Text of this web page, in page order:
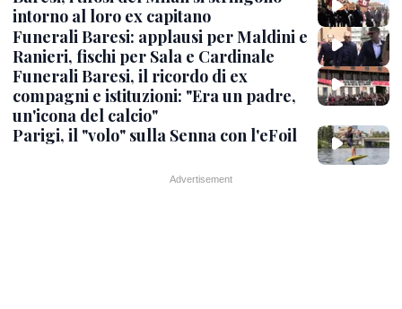
intorno al loro ex capitano
Funerali Baresi: applausi per Maldini e
Ranieri, fischi per Sala e Cardinale
Funerali Baresi, il ricordo di ex
compagni e istituzioni: "Era un padre,
un'icona del calcio"
Parigi, il "volo" sulla Senna con l'eFoil